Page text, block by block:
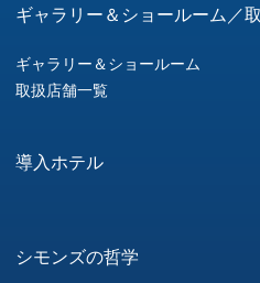
ギャラリー＆ショールーム／
ギャラリー＆ショールーム
取扱店舗一覧
導入ホテル
シモンズの哲学